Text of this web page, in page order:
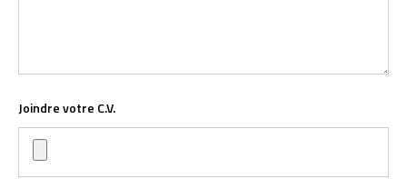
Joindre votre C.V.